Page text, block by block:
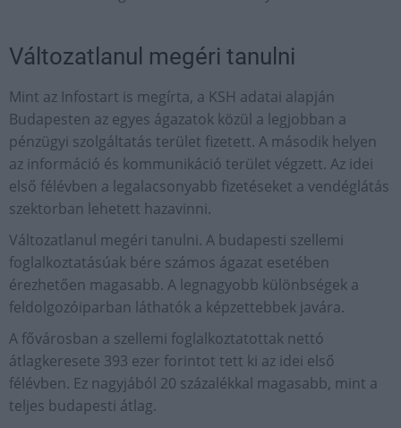
Változatlanul megéri tanulni
Mint az Infostart is megírta, a KSH adatai alapján
Budapesten az egyes ágazatok közül a legjobban a
pénzügyi szolgáltatás terület fizetett. A második helyen
az információ és kommunikáció terület végzett. Az idei
első félévben a legalacsonyabb fizetéseket a vendéglátás
szektorban lehetett hazavinni.
Változatlanul megéri tanulni. A budapesti szellemi
foglalkoztatásúak bére számos ágazat esetében
érezhetően magasabb. A legnagyobb különbségek a
feldolgozóiparban láthatók a képzettebbek javára.
A fővárosban a szellemi foglalkoztatottak nettó
átlagkeresete 393 ezer forintot tett ki az idei első
félévben. Ez nagyjából 20 százalékkal magasabb, mint a
teljes budapesti átlag.